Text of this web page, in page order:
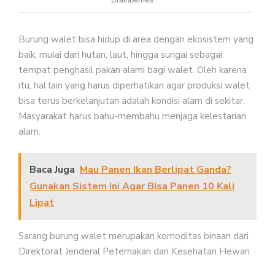
Burung walet bisa hidup di area dengan ekosistem yang
baik, mulai dari hutan, laut, hingga sungai sebagai
tempat penghasil pakan alami bagi walet. Oleh karena
itu, hal lain yang harus diperhatikan agar produksi walet
bisa terus berkelanjutan adalah kondisi alam di sekitar.
Masyarakat harus bahu-membahu menjaga kelestarian
alam.
Baca Juga Mau Panen Ikan Berlipat Ganda?
Gunakan Sistem Ini Agar Bisa Panen 10 Kali
Lipat
Sarang burung walet merupakan komoditas binaan dari
Direktorat Jenderal Peternakan dan Kesehatan Hewan